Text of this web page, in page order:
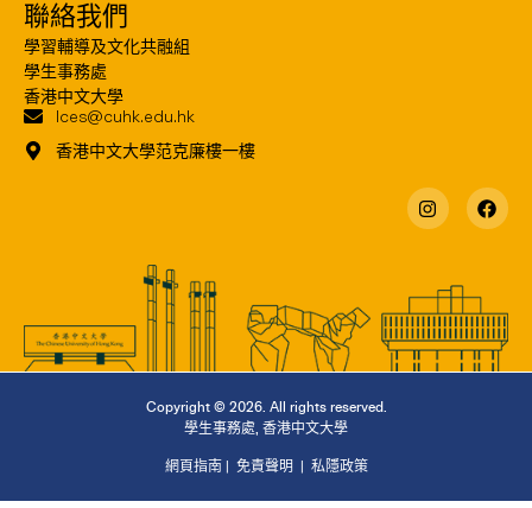
聯絡我們
學習輔導及文化共融組
學生事務處
香港中文大學
lces@cuhk.edu.hk
香港中文大學范克廉樓一樓
Copyright © 2026. All rights reserved.
學生事務處, 香港中文大學
網頁指南| 免責聲明 | 私隱政策